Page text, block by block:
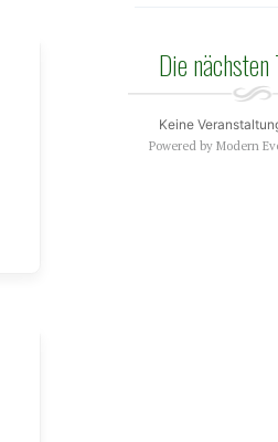
Die
Keine
Powered by Modern